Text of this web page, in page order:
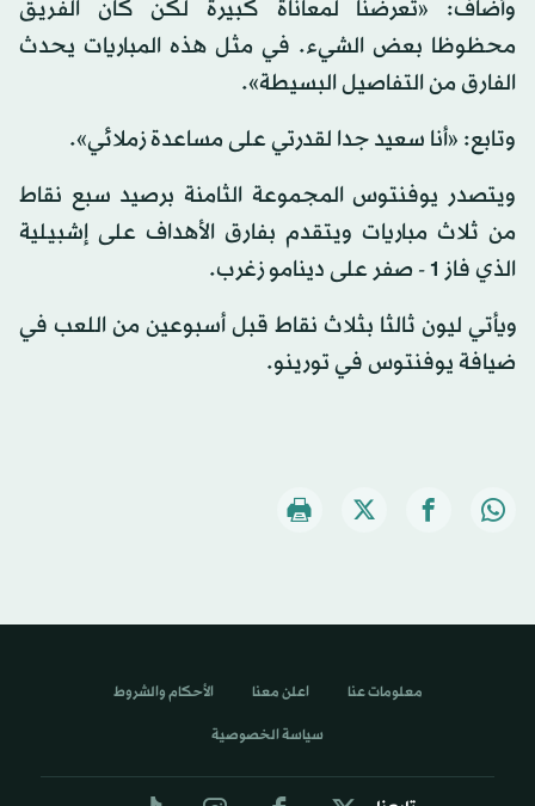
وأضاف: «تعرضنا لمعاناة كبيرة لكن كان الفريق
محظوظا بعض الشيء. في مثل هذه المباريات يحدث
الفارق من التفاصيل البسيطة».
وتابع: «أنا سعيد جدا لقدرتي على مساعدة زملائي».
ويتصدر يوفنتوس المجموعة الثامنة برصيد سبع نقاط
من ثلاث مباريات ويتقدم بفارق الأهداف على إشبيلية
الذي فاز 1 - صفر على دينامو زغرب.
ويأتي ليون ثالثا بثلاث نقاط قبل أسبوعين من اللعب في
ضيافة يوفنتوس في تورينو.
معلومات عنا اعلن معنا الأحكام والشروط
سياسة الخصوصية